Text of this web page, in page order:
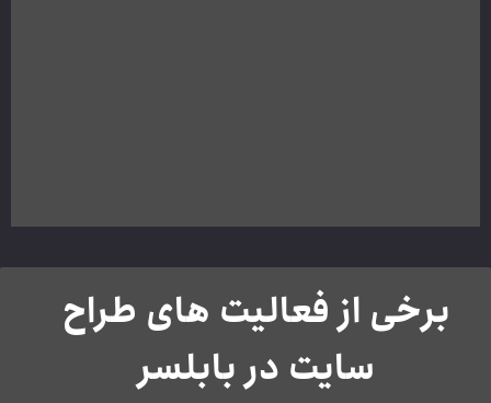
برخی از فعالیت های طراح
سایت در بابلسر